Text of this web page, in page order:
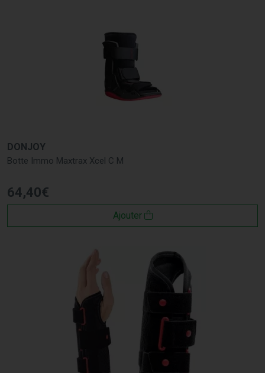
DONJOY
Botte Immo Maxtrax Xcel C M
64,40€
Ajouter